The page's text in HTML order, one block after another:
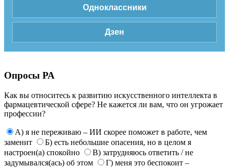
Одноклассники
Дзен
Опросы РА
Как вы относитесь к развитию искусственного интеллекта в
фармацевтической сфере? Не кажется ли вам, что он угрожает
профессии?
А) я не переживаю – ИИ скорее поможет в работе, чем
заменит
Б) есть небольшие опасения, но в целом я
настроен(а) спокойно
В) затрудняюсь ответить / не
задумывался(ась) об этом
Г) меня это беспокоит –